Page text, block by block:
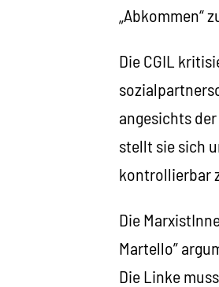
„Abkommen“
Die CGIL
angesichts
stellt sie sich
kontrollierbar
Die
Martello”
Die Linke